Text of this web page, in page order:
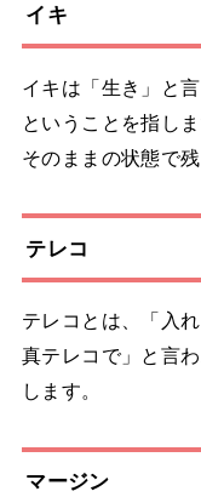
イキ
イキは「生き」と
ということを指し
そのままの状態で
テレコ
テレコとは、「入
真テレコで」と言
します。
マージン